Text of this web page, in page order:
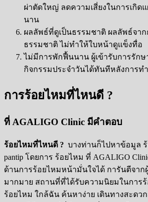
ผ่าตัดใหญ่ ลดความเสี่ยงในการเกิด
นาน
ผลลัพธ์ที่ดูเป็นธรรมชาติ ผลลัพธ์จา
ธรรมชาติ ไม่ทำให้ใบหน้าดูแข็งทื่อ
ไม่มีการพักฟื้นนาน ผู้เข้ารับการรัก
กิจกรรมประจำวันได้ทันทีหลังการทำ
การร้อยไหมที่ไหนดี ?
ที่ AGALIGO Clinic มีคำตอบ
ร้อยไหมที่ไหนดี ? บางท่านก็ไปหาข้อมูล
pantip โดยการ ร้อยไหม ที่ AGALIGO
ด้านการร้อยไหมหน้ามั่นใจได้ การันตีจาก
มากมาย สถานที่ที่ได้รับความนิยมในการ
ร้อยไหม ใกล้ฉัน ค้นหาง่าย เดินทางสะดว